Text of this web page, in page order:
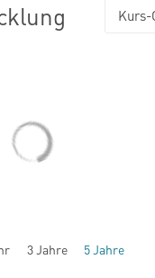
Kurs-
3 Jahre 5 Jahre